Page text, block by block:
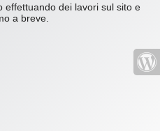
effettuando dei lavori sul sito e
a breve.